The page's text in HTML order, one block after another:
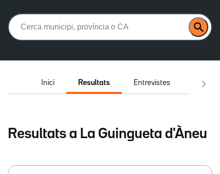
Buscar:
Inici Resultats Entrevistes El
Resultats a La Guingueta d'Àneu